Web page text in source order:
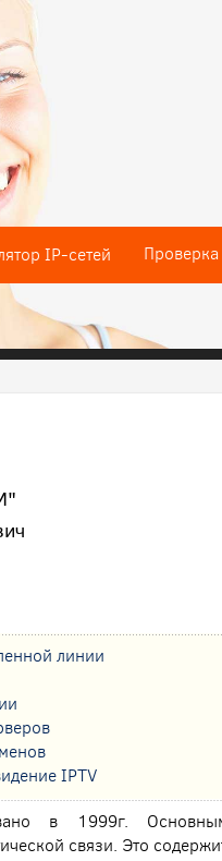
IP-сетей
линии
IPTV
в 1999г. Основным
связи. Это